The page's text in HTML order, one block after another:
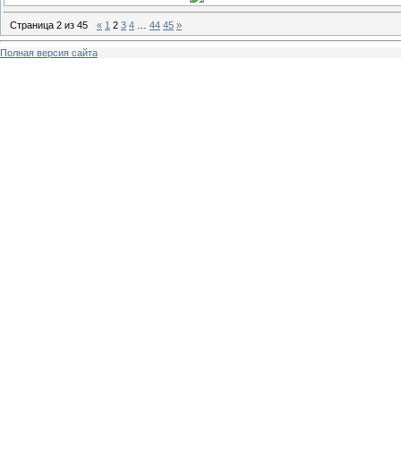
Страница 2 из 45 « 1 2 3 4 44 45 »
Полная версия сайта